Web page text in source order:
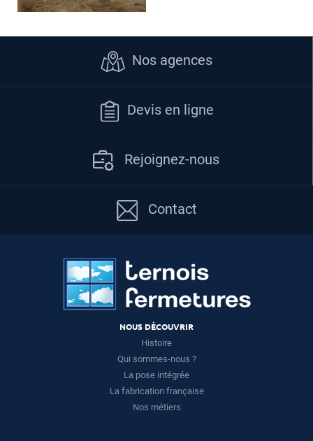
Nos agences
Devis en ligne
Rejoignez-nous
Contact
NOUS DÉCOUVRIR
Histoire
Qui sommes-nous ?
La pose intégrée
La fabrication française
Nos métiers